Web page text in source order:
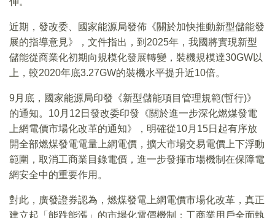
近期，發改委、國家能源局發佈《關於加快推動新型儲能發
展的指導意見》，文件指出，到2025年，我國將實現新型
儲能從商業化初期向規模化發展轉變，裝機規模達30GW以
上，較2020年底3.27GW的裝機水平提升近10倍。
9月底，國家能源局印發《新型儲能項目管理規範(暫行)》
的通知。10月12日發改委印發《關於進一步深化燃煤發電
上網電價市場化改革的通知》，明確從10月15日起有序放
開全部燃煤發電電量上網電價，擴大市場交易電價上下浮動
範圍，取消工商業目錄電價，進一步發揮市場機制在保障電
網安全中的重要作用。
對此，廣發證券認為，燃煤發電上網電價市場化改革，真正
建立起「能跌能漲」的市場化電價機制；工商業用戶全面執